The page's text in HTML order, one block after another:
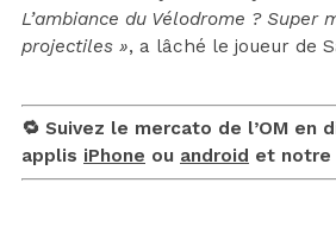
L’ambiance du Vélodrome ? Super
projectiles », a lâché le joueur de
🔁 Suivez le mercato de l’OM en
applis iPhone ou android et notre